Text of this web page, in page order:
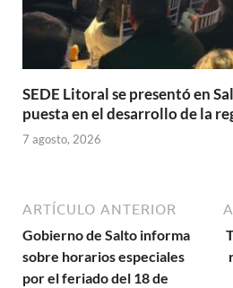
SEDE Litoral se presentó en
puesta en el desarrollo de la
7 agosto, 2026
ARTÍCULO ANTERIOR
Gobierno de Salto informa
sobre horarios especiales
por el feriado del 18 de